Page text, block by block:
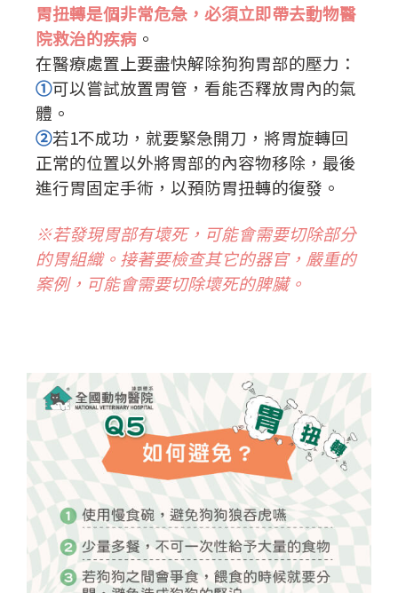
胃扭轉是個非常危急，必須立即帶去動物醫
院救治的疾病 。
在醫療處置上要盡快解除狗狗胃部的壓力：
①可以嘗試放置胃管，看能否釋放胃內的氣
體。
②若1不成功，就要緊急開刀，將胃旋轉回
正常的位置以外將胃部的內容物移除，最後
進行胃固定手術，以預防胃扭轉的復發。
※若發現胃部有壞死，可能會需要切除部分
的胃組織。接著要檢查其它的器官，嚴重的
案例，可能會需要切除壞死的脾臟。